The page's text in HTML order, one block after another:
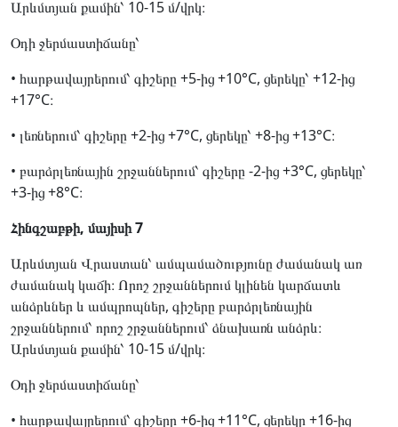
Արևմտյան քամին՝ 10-15 մ/վրկ։
Օդի ջերմաստիճանը՝
• հարթավայրերում՝ գիշերը +5-ից +10°C, ցերեկը՝ +12-ից
+17°C։
• լեռներում՝ գիշերը +2-ից +7°C, ցերեկը՝ +8-ից +13°C։
• բարձրլեռնային շրջաններում՝ գիշերը -2-ից +3°C, ցերեկը՝
+3-ից +8°C։
Հինգշաբթի, մայիսի 7
Արևմտյան Վրաստան՝ ամպամածությունը ժամանակ առ
ժամանակ կաճի։ Որոշ շրջաններում կլինեն կարճատև
անձրևներ և ամպրոպներ, գիշերը բարձրլեռնային
շրջաններում՝ որոշ շրջաններում՝ ձնախառն անձրև։
Արևմտյան քամին՝ 10-15 մ/վրկ։
Օդի ջերմաստիճանը՝
• հարթավայրերում՝ գիշերը +6-ից +11°C, ցերեկը +16-ից